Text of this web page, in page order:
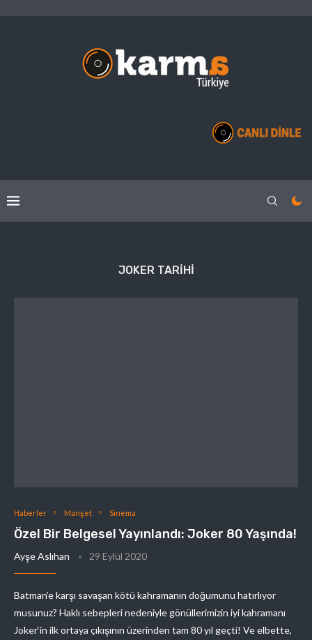
JOKER TARIHI
Haberler Manşet Sinema
Özel Bir Belgesel Yayınlandı: Joker 80 Yaşında!
Ayşe Aslıhan 29 Eylül 2020
Batman’e karşı savaşan kötü kahramanın doğumunu hatırlıyor
musunuz? Haklı sebepleri nedeniyle gönüllerimizin iyi kahramanı
Joker‘in ilk ortaya çıkışının üzerinden tam 80 yıl geçti! Ve elbette,